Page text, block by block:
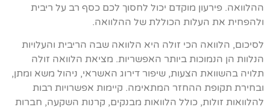
ההלוואה. פירעון מוקדם יכול לחסוך לכם כסף רב על ריבית
ולהפחית את העלות הכוללת של ההלוואה.
לסיכום, הלוואה הכי זולה היא הלוואה שבה הריבית והעלויות
הנלוות הן הנמוכות ביותר האפשריות. מציאת הלוואה זולה
תלויה בהשוואת הצעות, שיפור דירוג האשראי, ניהול משא ומתן,
ובחירת תקופת ההחזר המתאימה. קיימות אפשרויות רבות
להלוואות זולות, כולל הלוואות מבנקים, קרנות השקעה, חברות